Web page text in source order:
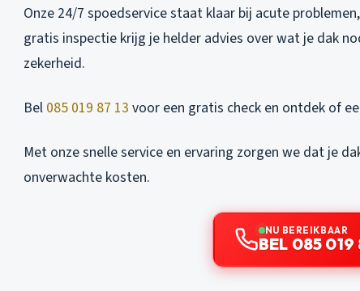
Onze 24/7 spoedservice staat klaar bij acute
gratis inspectie krijg je helder advies over wat je dak
zekerheid.
Bel 085 019 87 13 voor een gratis check en ontdek of
Met onze snelle service en ervaring zorgen we dat je
onverwachte kosten.
NU BEREIKBAAR
BEL 085 019